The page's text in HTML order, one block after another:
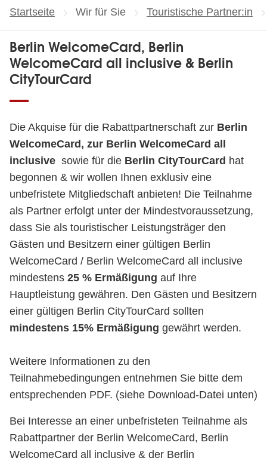
Startseite Wir für Sie Touristische Partner:in
Berlin WelcomeCard, Berlin
WelcomeCard all inclusive & Berlin
CityTourCard
Die Akquise für die Rabattpartnerschaft zur Berlin
WelcomeCard, zur Berlin WelcomeCard all
inclusive sowie für die Berlin CityTourCard hat
begonnen & wir wollen Ihnen exklusiv eine
unbefristete Mitgliedschaft anbieten! Die Teilnahme
als Partner erfolgt unter der Mindestvoraussetzung,
dass Sie als touristischer Leistungsträger den
Gästen und Besitzern einer gültigen Berlin
WelcomeCard / Berlin WelcomeCard all inclusive
mindestens 25 % Ermäßigung auf Ihre
Hauptleistung gewähren. Den Gästen und Besitzern
einer gültigen Berlin CityTourCard sollten
mindestens 15% Ermäßigung gewährt werden.
Weitere Informationen zu den
Teilnahmebedingungen entnehmen Sie bitte dem
entsprechenden PDF. (siehe Download-Datei unten)
Bei Interesse an einer unbefristeten Teilnahme als
Rabattpartner der Berlin WelcomeCard, Berlin
WelcomeCard all inclusive & der Berlin